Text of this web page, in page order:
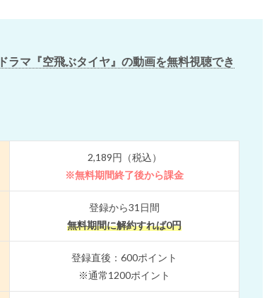
ドラマ『空飛ぶタイヤ』の動画を無料視聴でき
2,189円（税込）
※無料期間終了後から課金
登録から31日間
無料期間に解約すれば0円
登録直後：600ポイント
※通常1200ポイント